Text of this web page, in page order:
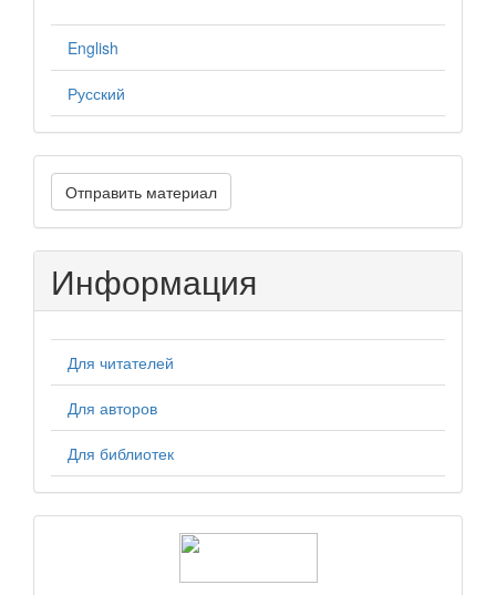
English
Русский
Отправить
материал
Отправить материал
Информация
Для читателей
Для авторов
Для библиотек